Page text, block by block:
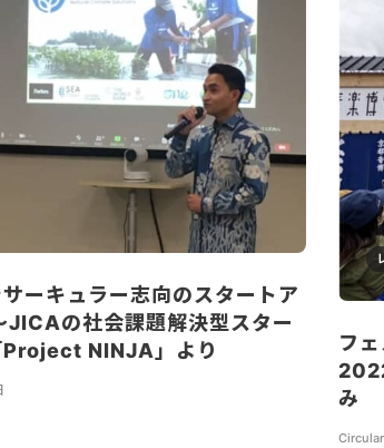
ーキュラー志向のスタートア
JICAの社会課題解決型スター
Project NINJA」より
フ
み